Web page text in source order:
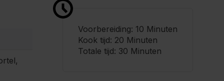
Voorbereiding: 10 Minuten
Kook tijd: 20 Minuten
Totale tijd: 30 Minuten